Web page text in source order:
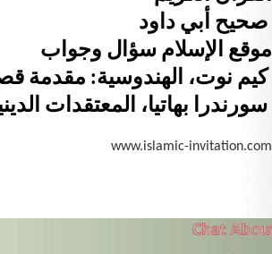
موقع الإسلام سؤال وجواب
www.islamic-invitation.com